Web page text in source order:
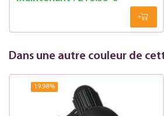
Dans une autre couleur de
19.98%